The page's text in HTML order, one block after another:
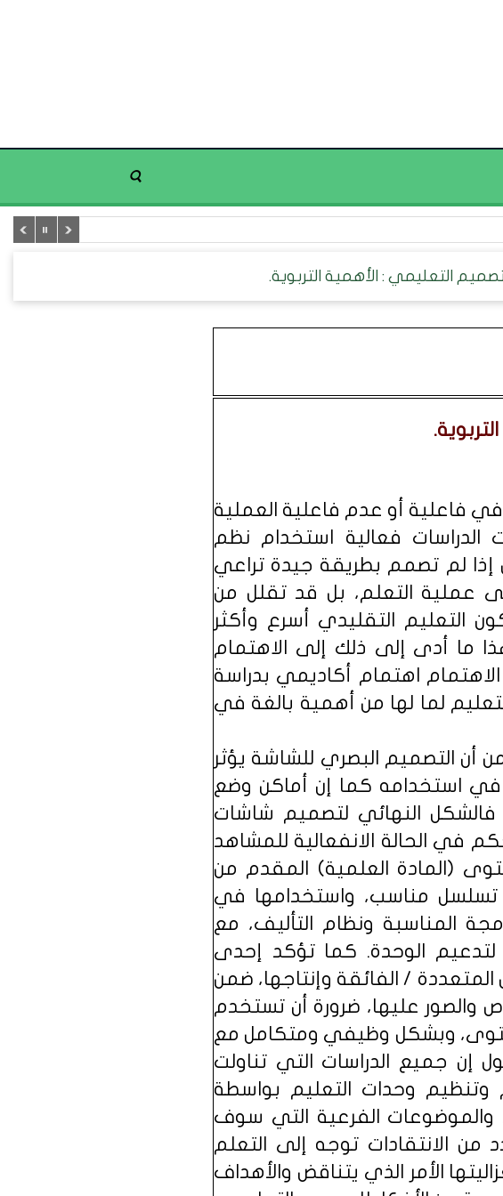
التعليمي : الأهمية التربوية.
فاعلية أو عدم فاعلية العملية
الدراسات فعالية استخدام نظم
إذا لم تصمم بطريقة جيدة تراعي
إلى عملية التعلم، بل قد تقلل من
التعليم التقليدي أسرع وأكثر
ما أدى إلى ذلك إلى الاهتمام
الاهتمام اهتمام أكاديمي بدراسة
لما لها من أهمية بالغة في
(ليكاس، 1991) في دراسته من أن التصميم البصري للشاشة يؤثر
في استخدامه كما إن أماكن وضع
فالشكل النهائي لتصميم شاشات
في الحالة الانفعالية للمشاهد
(المادة العلمية) المقدم من
تسلسل مناسب، واستخدامها في
المناسبة ونظام التأليف، مع
لتدعيم الوحدة. كما تؤكد إحدى
/ الفائقة وإنتاجها، ضمن
والصور عليها، ضرورة أن تستخدم
وبشكل وظيفي ومتكامل مع
إن جميع الدراسات التي تناولت
وتنظيم وحدات التعليم بواسطة
والموضوعات الفرعية التي سوف
الانتقادات توجه إلى التعلم
الأمر الذي يتناقض والأهداف